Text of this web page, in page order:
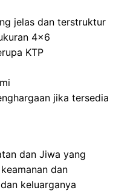
jelas dan terstruktur
4×6
KTP
jika tersedia
dan Jiwa yang
dan
keluarganya